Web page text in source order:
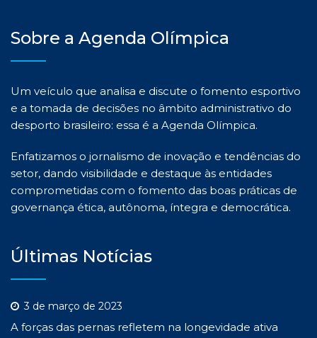
Sobre a Agenda Olímpica
Um veículo que analisa e discute o fomento esportivo
e a tomada de decisões no âmbito administrativo do
desporto brasileiro: essa é a Agenda Olímpica.
Enfatizamos o jornalismo de inovação e tendências do
setor, dando visibilidade e destaque às entidades
comprometidas com o fomento das boas práticas de
governança ética, autônoma, íntegra e democrática.
Últimas Notícias
3 de março de 2023
A forças das pernas refletem na longevidade ativa